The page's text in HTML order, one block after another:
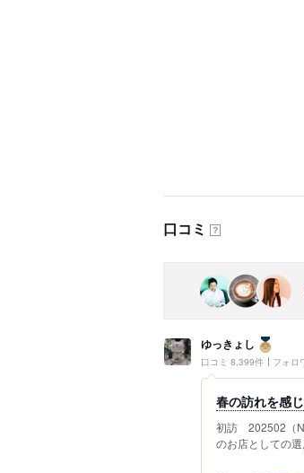
口コミ ？
ゆっきょし
口コミ 8,399件 フォロ
春の訪れを感
初訪 202502（
のお店としての